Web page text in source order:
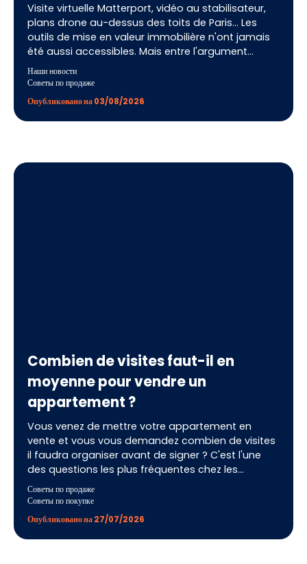
Visite virtuelle Matterport, vidéo au stabilisateur,
plans drone au-dessus des toits de Paris… Les
outils de mise en valeur immobilière n'ont jamais
été aussi accessibles. Mais entre l'argument
commercial et la réalité du terrain, une question
demeure : ces technologies font-elles réellement
vendre plus vite, ou s'agit-il d'un gadget qui
rassure surtout le vendeur au moment de signer le
mandat ? Après 18 ans de transactions à Paris et
Наши новости
Советы по продаже
Опубликовано на 03/08/2026
Combien de visites faut-il en
moyenne pour vendre un
appartement ?
Vous venez de mettre votre appartement en
vente et vous vous demandez combien de visites
il faudra organiser avant de signer ? C'est l'une
des questions les plus fréquentes chez les
vendeurs, et pour cause : le nombre de visites est
un excellent thermomètre de la santé de votre
vente. En France, il faut compter en moyenne
entre 10 et 15 visites pour vendre un appartement.
Mais derrière cette moyenne se cachent
Советы по продаже
Советы по покупке
Опубликовано на 27/07/2026